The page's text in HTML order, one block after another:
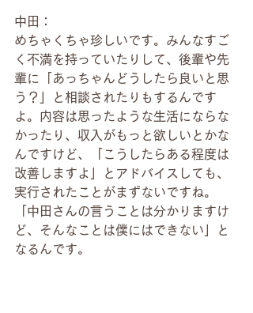
中田：
めちゃくちゃ珍しいです。みんなすご
く不満を持っていたりして、後輩や先
輩に「あっちゃんどうしたら良いと思
う？」と相談されたりもするんです
よ。内容は思ったような生活にならな
かったり、収入がもっと欲しいとかな
んですけど、「こうしたらある程度は
改善しますよ」とアドバイスしても、
実行されたことがまずないですね。
「中田さんの言うことは分かりますけ
ど、そんなことは僕にはできない」と
なるんです。